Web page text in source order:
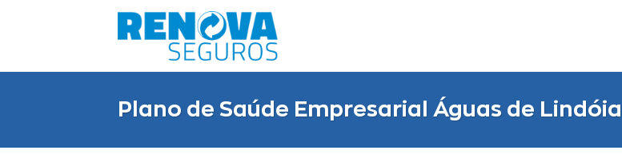
Plano de Saúde Empresarial Águas de Lindóia